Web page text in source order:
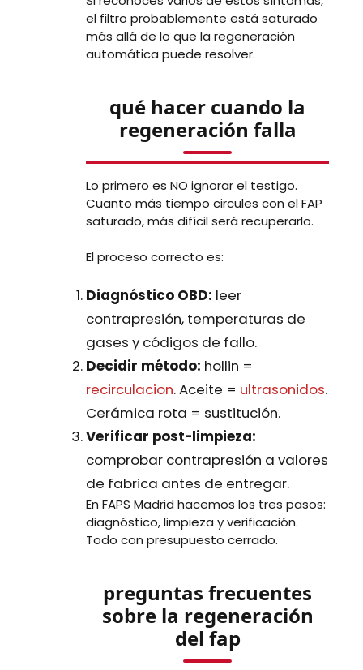
el filtro probablemente está saturado
más allá de lo que la regeneración
automática puede resolver.
qué hacer cuando la
regeneración falla
Lo primero es NO ignorar el testigo.
Cuanto más tiempo circules con el FAP
saturado, más difícil será recuperarlo.
El proceso correcto es:
Diagnóstico OBD: leer
contrapresión, temperaturas de
gases y códigos de fallo.
Decidir método: hollin =
recirculacion. Aceite = ultrasonidos.
Cerámica rota = sustitución.
Verificar post-limpieza:
comprobar contrapresión a valores
de fabrica antes de entregar.
En FAPS Madrid hacemos los tres pasos:
diagnóstico, limpieza y verificación.
Todo con presupuesto cerrado.
preguntas frecuentes
sobre la regeneración
del fap